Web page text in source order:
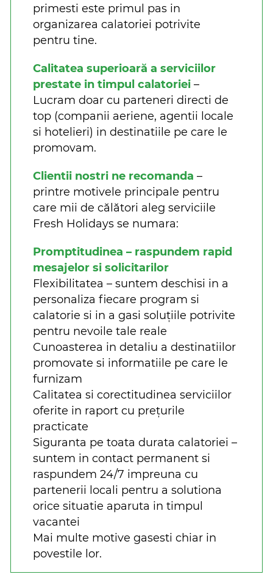
primesti este primul pas in
organizarea calatoriei potrivite
pentru tine.
Calitatea superioară a serviciilor
prestate in timpul calatoriei –
Lucram doar cu parteneri directi de
top (companii aeriene, agentii locale
si hotelieri) in destinatiile pe care le
promovam.
Clientii nostri ne recomanda –
printre motivele principale pentru
care mii de călători aleg serviciile
Fresh Holidays se numara:
Promptitudinea – raspundem rapid
mesajelor si solicitarilor
Flexibilitatea – suntem deschisi in a
personaliza fiecare program si
calatorie si in a gasi soluțiile potrivite
pentru nevoile tale reale
Cunoasterea in detaliu a destinatiilor
promovate si informatiile pe care le
furnizam
Calitatea si corectitudinea serviciilor
oferite in raport cu prețurile
practicate
Siguranta pe toata durata calatoriei –
suntem in contact permanent si
raspundem 24/7 impreuna cu
partenerii locali pentru a solutiona
orice situatie aparuta in timpul
vacantei
Mai multe motive gasesti chiar in
povestile lor.